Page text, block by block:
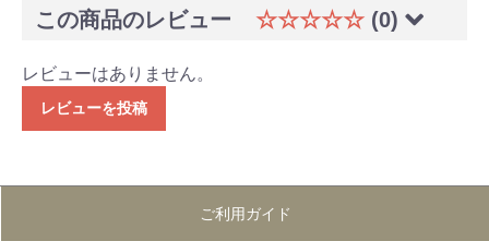
この商品のレビュー ☆☆☆☆☆ (0)
レビューはありません。
レビューを投稿
ご利用ガイド